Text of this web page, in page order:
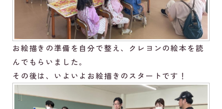
お絵描きの準備を自分で整え、クレヨンの絵本を読
んでもらいました。
その後は、いよいよお絵描きのスタートです！